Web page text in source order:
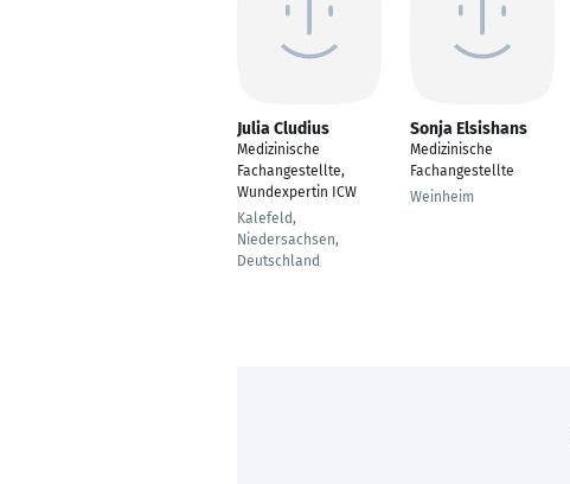
Julia Cludius
Medizinische
Fachangestellte,
Wundexpertin ICW
Kalefeld,
Niedersachsen,
Deutschland
Sonja Elsishans
Medizinische
Fachangestellte
Weinheim